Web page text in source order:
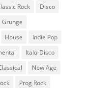
Rock
Disco
Grunge
House
Indie Pop
Italo-Disco
New Age
Prog Rock